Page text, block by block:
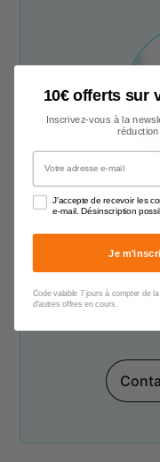
Une
du lundi au
10€ offerts sur
Inscrivez-vous à la
Votre adresse e-mail
J'accepte de recevoir les
e-mail. Désinscription
Je
Code valable 7 jours à compter de
d'autres offres en cours.